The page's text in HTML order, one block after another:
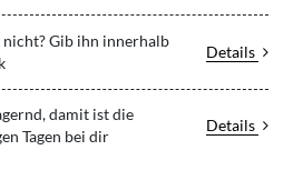
Gib ihn innerhalb
Details
damit ist die
Tagen bei dir
Details